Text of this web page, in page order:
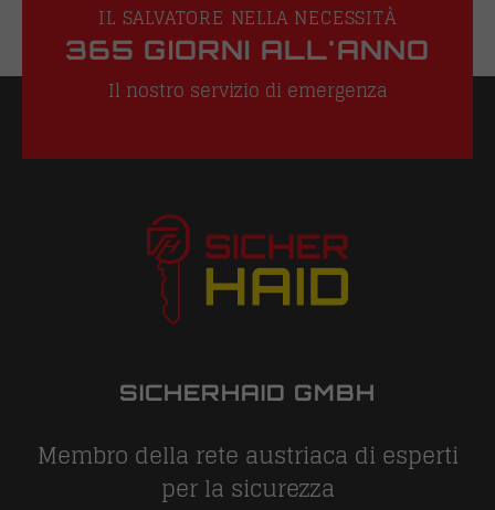
IL SALVATORE NELLA NECESSITÀ
365 GIORNI ALL'ANNO
Il nostro servizio di emergenza
SICHERHAID GMBH
Membro della rete austriaca di esperti
per la sicurezza